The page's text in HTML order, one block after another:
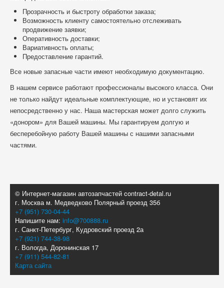
Прозрачность и быстроту обработки заказа;
Возможность клиенту самостоятельно отслеживать
продвижение заявки;
Оперативность доставки;
Вариативность оплаты;
Предоставление гарантий.
Все новые запасные части имеют необходимую документацию.
В нашем сервисе работают профессионалы высокого класса. Они
не только найдут идеальные комплектующие, но и установят их
непосредственно у нас. Наша мастерская может долго служить
«донором» для Вашей машины. Мы гарантируем долгую и
бесперебойную работу Вашей машины с нашими запасными
частями.
© Интернет-магазин автозапчастей contract-detal.ru
г. Москва м. Медведково Полярный проезд 35б
+7 (951) 730-04-44
Напишите нам: info@700888.ru
г. Санкт-Петербург, Кудровский проезд 2а
+7 (921) 744-38-98
г. Вологда, Доронинская 17
+7 (911) 544-82-81
Карта сайта